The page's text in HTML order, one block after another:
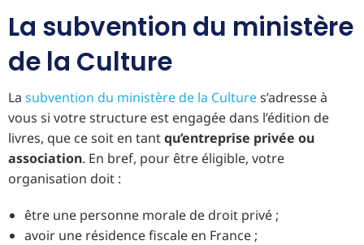
La subvention du ministère
de la Culture
La subvention du ministère de la Cultures’adresse à
vous si votre structure est engagée dans l’édition de
livres, que ce soit en tantqu’entreprise privée ou
association. En bref, pour être éligible, votre
organisation doit :
être une personne morale de droit privé ;
avoir une résidence fiscale en France ;